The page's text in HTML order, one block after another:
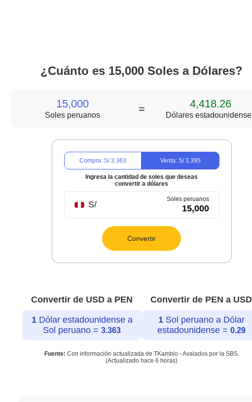
¿Cuánto es 15,000 Soles a Dólares?
15,000
Soles peruanos
= 4,418.26
Dólares
Compra: S/3.363 Venta: S/3.395
Ingresa la cantidad de soles que deseas
convertir a dólares
S/
Soles peruanos
Convertir
Convertir de USD a PEN
1Dólar estadounidense a
Sol peruano = 3.363
Convertir de PEN a USD
1Sol peruano a Dólar
estadounidense = 0.29
Fuente: Con información actualizada de TKambio - Avalados por la SBS.
(Actualizado hace 6 horas)